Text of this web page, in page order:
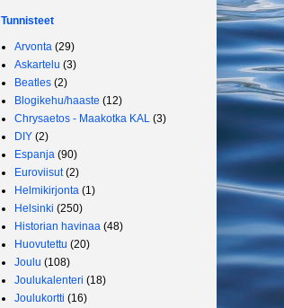
Tunnisteet
Arvonta (29)
Askartelu (3)
Beatles (2)
Blogikehu/haaste (12)
Chrysaetos - Maakotka KAL (3)
DIY (2)
Espanja (90)
Euroviisut (2)
Helmikirjonta (1)
Helsinki (250)
Historian havinaa (48)
Huovutettu (20)
Joulu (108)
Joulukalenteri (18)
Joulukortti (16)